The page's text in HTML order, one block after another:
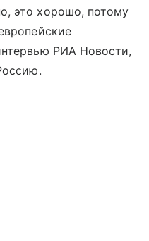
это хорошо, потому
РИА Новости,